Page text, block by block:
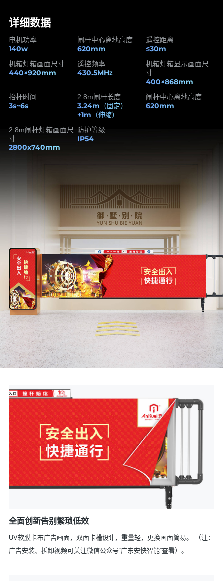
详细数据
电机功率
140w
闸杆中心离地高度
620mm
遥控距离
≤30m
机箱灯箱画面尺寸
440×920mm
遥控频率
430.5MHz
机箱灯箱显示画面尺
寸
400×868mm
抬杆时间
3s~6s
2.8m闸杆长度
3.24m（固定）
+1m（伸缩）
闸杆中心离地高度
620mm
2.8m闸杆灯箱画面尺
寸
2800x740mm
防护等级
IP54
全面创新告别繁琐低效
UV软膜卡布广告画面，双面卡槽设计，重量轻，更换画面简易。
（注：
广告安装、拆卸视频可关注微信公众号“广东安快智能”查看）。